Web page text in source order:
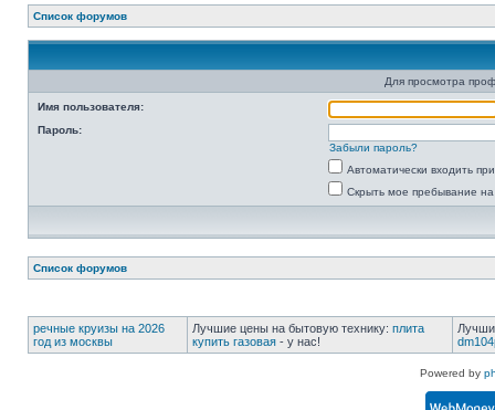
Список форумов
Для просмотра
Имя пользователя:
Пароль:
Забыли пароль?
Автоматически входить
Скрыть мое пребывание
Список форумов
речные круизы на 2026
год из москвы
Лучшие цены на бытовую технику: плита
купить газовая - у нас!
Powered by